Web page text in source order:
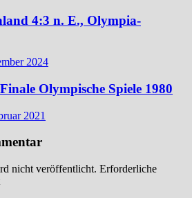
4:3 n. E., Olympia-
2024
Olympische Spiele 1980
2021
nicht veröffentlicht. Erforderliche